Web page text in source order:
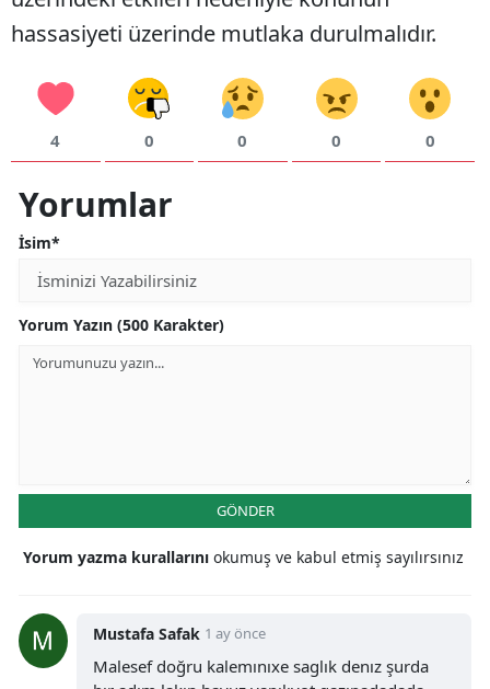
hassasiyeti üzerinde mutlaka durulmalıdır.
4 0 0 0 0
Yorumlar
İsim*
Yorum Yazın (500 Karakter)
GÖNDER
Yorum yazma kurallarını okumuş ve kabul etmiş sayılırsınız
Mustafa Safak 1 ay önce
Malesef doğru kalemınıxe saglık denız şurda